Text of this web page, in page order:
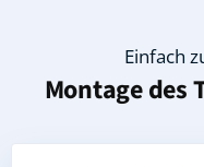
Einfach
Montage des